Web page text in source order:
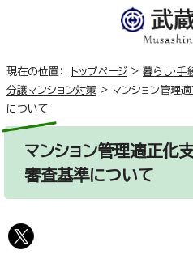
現在の位置： トップページ > 暮らし・手
分譲マンション対策 > マンション管理
について
マンション管理適正化
審査基準について